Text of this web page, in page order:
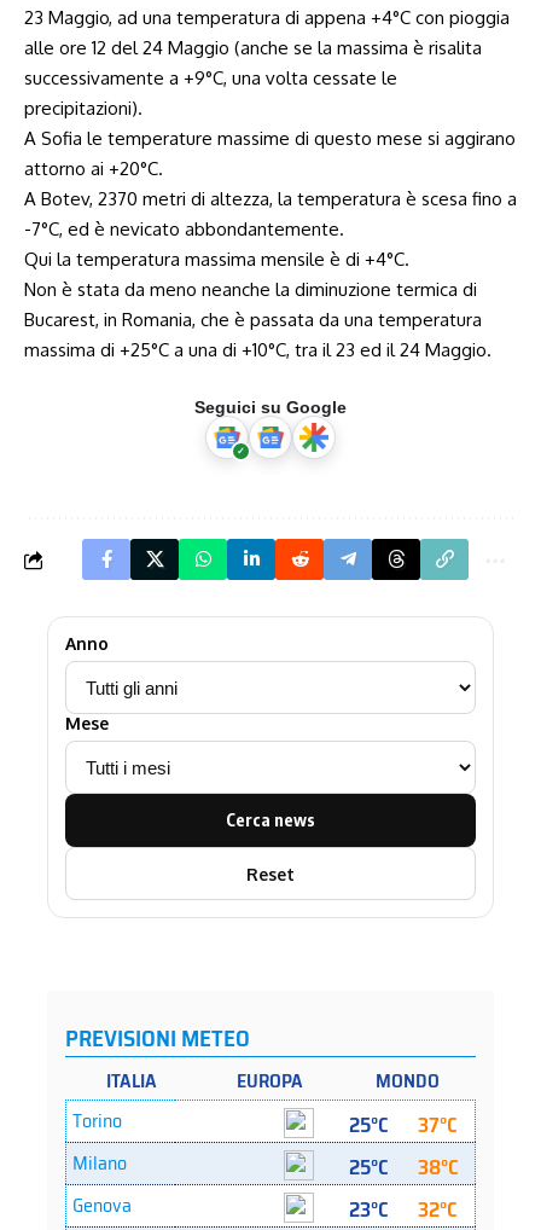
23 Maggio, ad una temperatura di appena +4°C con pioggia
alle ore 12 del 24 Maggio (anche se la massima è risalita
successivamente a +9°C, una volta cessate le
precipitazioni).
A Sofia le temperature massime di questo mese si aggirano
attorno ai +20°C.
A Botev, 2370 metri di altezza, la temperatura è scesa fino a
-7°C, ed è nevicato abbondantemente.
Qui la temperatura massima mensile è di +4°C.
Non è stata da meno neanche la diminuzione termica di
Bucarest, in Romania, che è passata da una temperatura
massima di +25°C a una di +10°C, tra il 23 ed il 24 Maggio.
Seguici su Google
Anno
Mese
Cerca news
Reset